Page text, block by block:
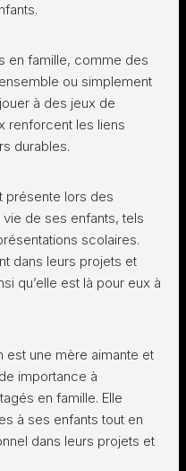
en famille, comme des
ou simplement
à des jeux de
renforcent les liens
durables.
présente lors des
de ses enfants, tels
scolaires.
dans leurs projets et
qu’elle est là pour eux à
est une mère aimante et
importance à
en famille. Elle
à ses enfants tout en
dans leurs projets et